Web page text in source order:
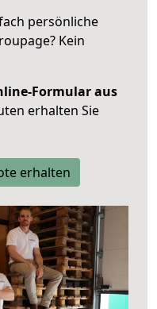
persönliche
Kein
Formular aus
erhalten Sie
erhalten